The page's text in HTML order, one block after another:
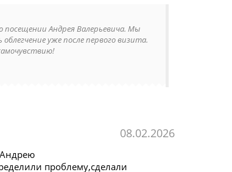
посещении Андрея Валерьевича. Мы
уже после первого визита.
08.02.2026
Андрею
проблему,сделали